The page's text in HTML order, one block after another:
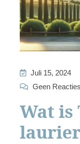
Juli 15, 2024
Geen Reacties
Wat is